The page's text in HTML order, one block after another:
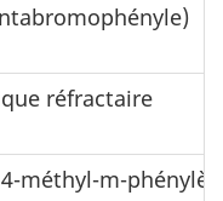
réfractaire
méthyl-m-